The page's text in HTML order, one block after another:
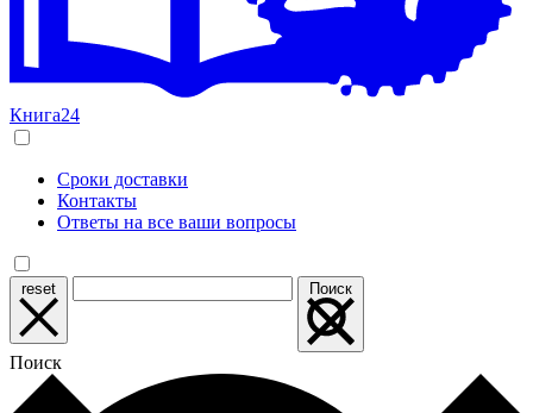
Книга24
Сроки доставки
Контакты
Ответы на все ваши вопросы
reset Поиск
Поиск